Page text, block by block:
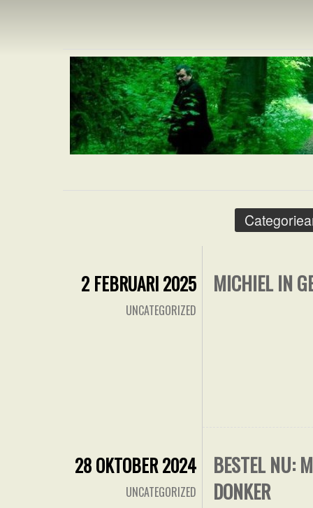
MICHIEL
2 FEBRUARI 2025
UNCATEGORIZED
MICHIEL IN
28 OKTOBER 2024
UNCATEGORIZED
BESTEL NU:
DONKER